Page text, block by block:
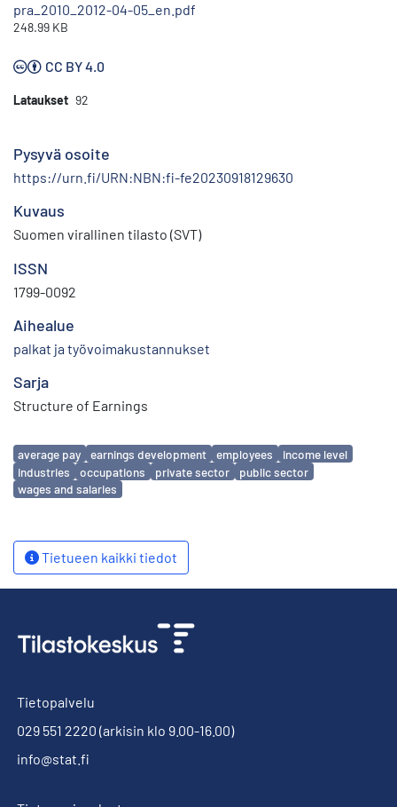
pra_2010_2012-04-05_en.pdf
248.99 KB
CC BY 4.0
Lataukset 92
Pysyvä osoite
https://urn.fi/URN:NBN:fi-fe20230918129630
Kuvaus
Suomen virallinen tilasto (SVT)
ISSN
1799-0092
Aihealue
palkat ja työvoimakustannukset
Sarja
Structure of Earnings
Avainsanat
average pay earnings development employees
income level
industries
occupations private sector
public sector
wages and salaries
Tietueen kaikki tiedot
Tietopalvelu
029 551 2220 (arkisin klo 9.00-16.00)
info@stat.fi